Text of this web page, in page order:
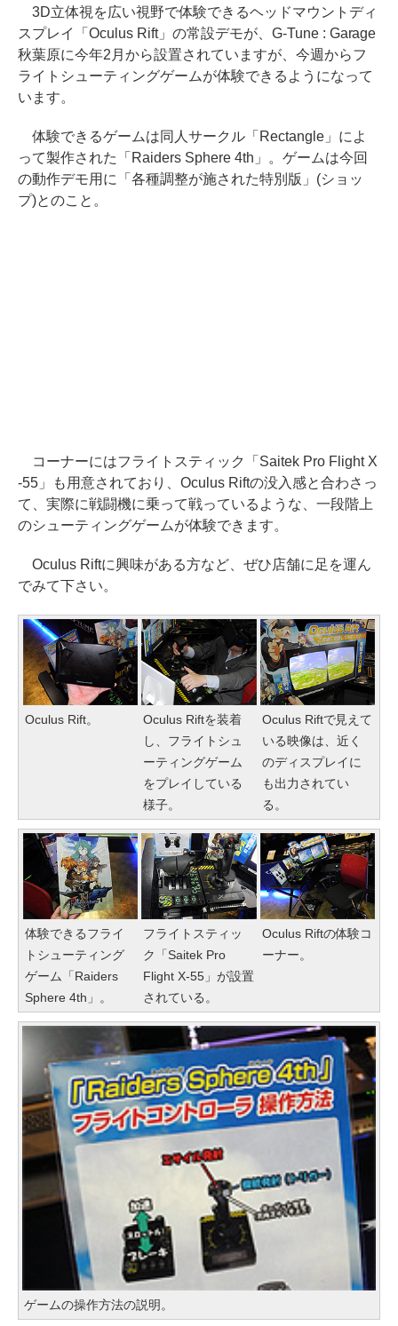
3D立体視を広い視野で体験できるヘッドマウントディ
スプレイ「Oculus Rift」の常設デモが、G-Tune : Garage
秋葉原に今年2月から設置されていますが、今週からフ
ライトシューティングゲームが体験できるようになって
います。
体験できるゲームは同人サークル「Rectangle」によ
って製作された「Raiders Sphere 4th」。ゲームは今回
の動作デモ用に「各種調整が施された特別版」(ショッ
プ)とのこと。
コーナーにはフライトスティック「Saitek Pro Flight X
-55」も用意されており、Oculus Riftの没入感と合わさっ
て、実際に戦闘機に乗って戦っているような、一段階上
のシューティングゲームが体験できます。
Oculus Riftに興味がある方など、ぜひ店舗に足を運ん
でみて下さい。
Oculus Rift。
Oculus Riftを装着
し、フライトシュ
ーティングゲーム
をプレイしている
様子。
Oculus Riftで見えて
いる映像は、近く
のディスプレイに
も出力されてい
る。
体験できるフライ
トシューティング
ゲーム「Raiders
Sphere 4th」。
フライトスティッ
ク「Saitek Pro
Flight X-55」が設置
されている。
Oculus Riftの体験コ
ーナー。
ゲームの操作方法の説明。